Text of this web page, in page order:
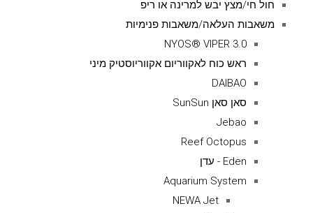
חול חי/מצץ יבש למרינה או ריפ
משאבות העלאה/משאבות פנימיות
NYOS® VIPER 3.0
ראש כוח לאקווריום אקווריוסטיק מיני
DAIBAO
סאן סאן SunSun
Jebao
Reef Octopus
Eden - עדן
Aquarium System
NEWA Jet